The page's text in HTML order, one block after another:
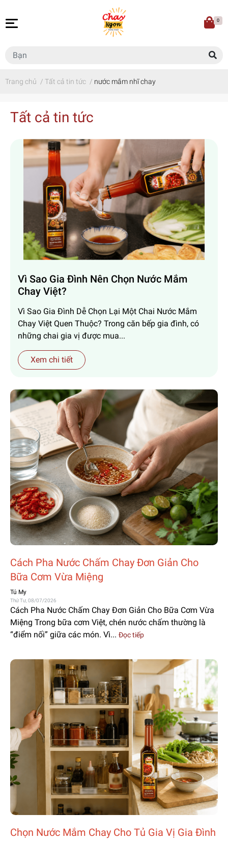
0
Trang chủ / Tất cả tin tức / nước mắm nhĩ chay
Tất cả tin tức
Vì Sao Gia Đình Nên Chọn Nước Mắm
Chay Việt?
Vì Sao Gia Đình Dễ Chọn Lại Một Chai Nước Mắm
Chay Việt Quen Thuộc? Trong căn bếp gia đình, có
những chai gia vị được mua...
Xem chi tiết
Cách Pha Nước Chấm Chay Đơn Giản Cho
Bữa Cơm Vừa Miệng
Tú My
Thứ Tư, 08/07/2026
Cách Pha Nước Chấm Chay Đơn Giản Cho Bữa Cơm Vừa
Miệng Trong bữa cơm Việt, chén nước chấm thường là
“điểm nối” giữa các món. Vì... Đọc tiếp
Chọn Nước Mắm Chay Cho Tủ Gia Vị Gia Đình